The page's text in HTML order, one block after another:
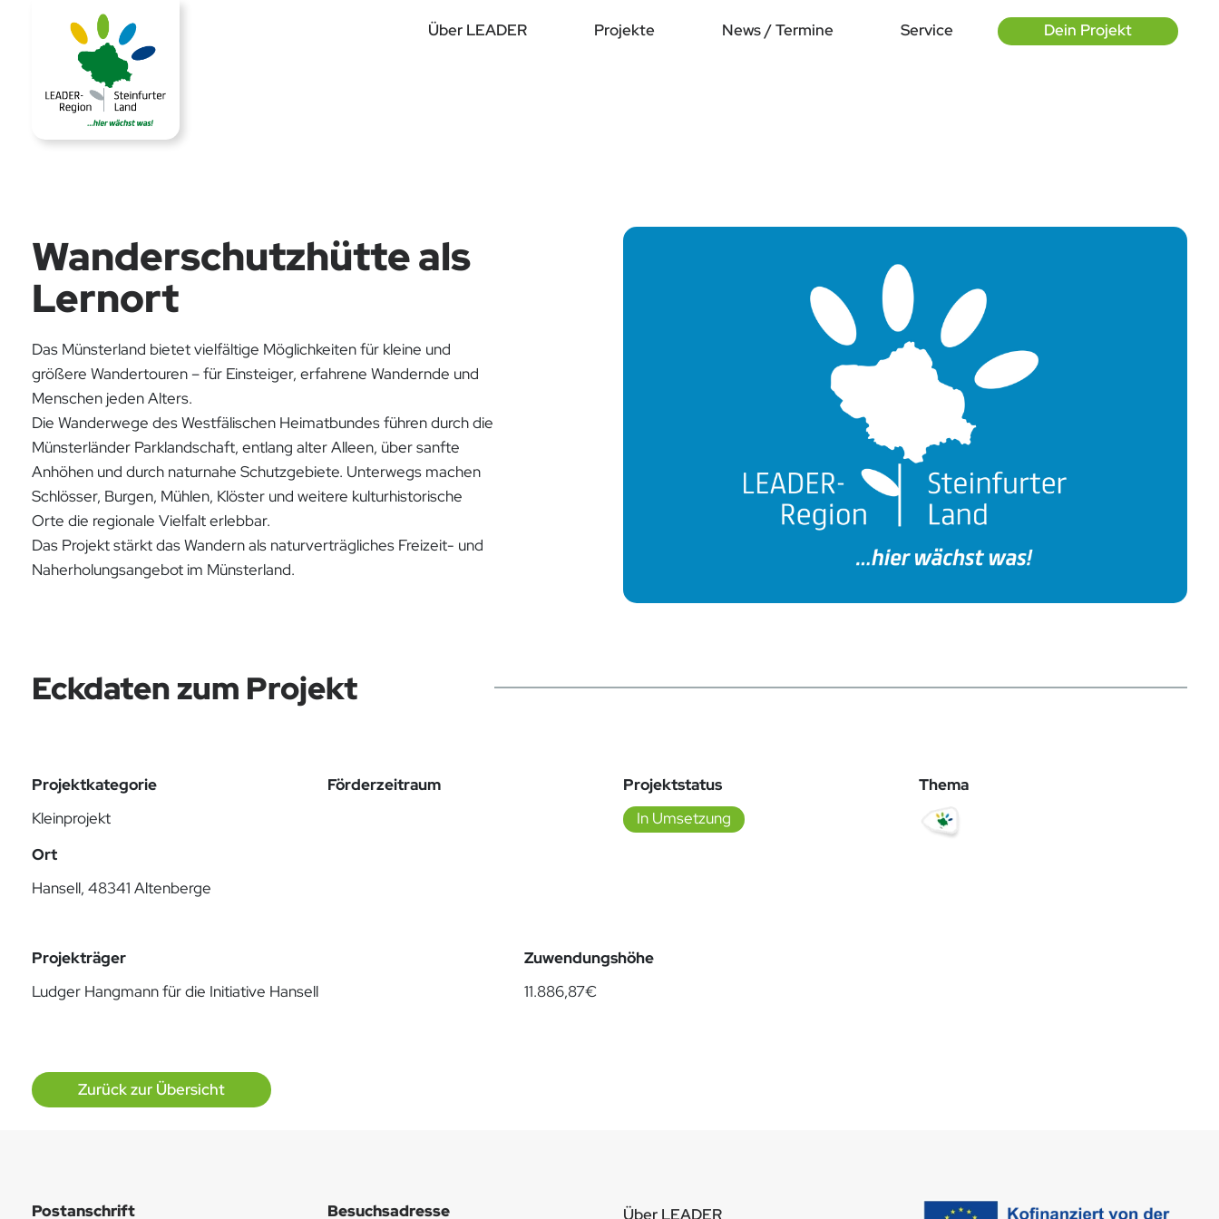
Über LEADER Projekte News / Termine Service Dein Projekt
Wanderschutzhütte als
Lernort
Das Münsterland bietet vielfältige Möglichkeiten für kleine und
größere Wandertouren – für Einsteiger, erfahrene Wandernde und
Menschen jeden Alters.
Die Wanderwege des Westfälischen Heimatbundes führen durch die
Münsterländer Parklandschaft, entlang alter Alleen, über sanfte
Anhöhen und durch naturnahe Schutzgebiete. Unterwegs machen
Schlösser, Burgen, Mühlen, Klöster und weitere kulturhistorische
Orte die regionale Vielfalt erlebbar.
Das Projekt stärkt das Wandern als naturverträgliches Freizeit- und
Naherholungsangebot im Münsterland.
Eckdaten zum Projekt
Projektkategorie
Kleinprojekt
Förderzeitraum
Projektstatus
In Umsetzung
Thema
Ort
Hansell, 48341 Altenberge
Projekträger
Ludger Hangmann für die Initiative Hansell
Zuwendungshöhe
11.886,87€
Zurück zur Übersicht
Postanschrift Besuchsadresse Über LEADER